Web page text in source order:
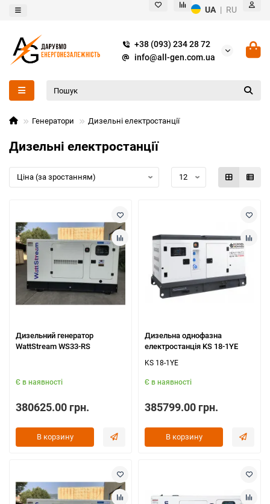
UA | RU
+38 (093) 234 28 72
info@all-gen.com.ua
Генератори Дизельні електростанції
Дизельні електростанції
Дизельний генератор
WattStream WS33-RS
Є в наявності
380625.00 грн.
В корзину
Дизельна однофазна
електростанція KS 18-1YE
KS 18-1YE
Є в наявності
385799.00 грн.
В корзину